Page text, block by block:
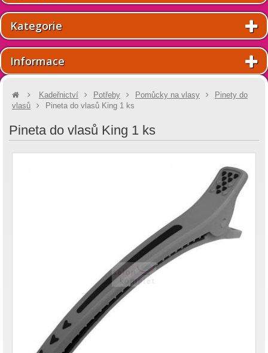
Kategorie
Informace
Kadeřnictví Potřeby Pomůcky na vlasy
Pinety do
vlasů
Pineta do vlasů King 1 ks
Pineta do vlasů King 1 ks